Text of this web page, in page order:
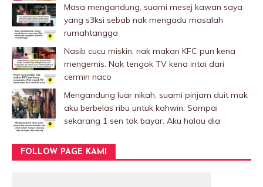
Masa mengandung, suami mesej kawan saya
yang s3ksi sebab nak mengadu masalah
rumahtangga
Nasib cucu miskin, nak makan KFC pun kena
mengemis. Nak tengok TV kena intai dari
cermin naco
Mengandung luar nikah, suami pinjam duit mak
aku berbelas ribu untuk kahwin. Sampai
sekarang 1 sen tak bayar. Aku halau dia
FOLLOW PAGE KAMI